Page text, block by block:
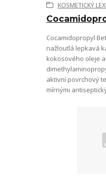
KOSMETICKÝ
Cocamidopropyl
nažloutlá lepkavá
kokosového oleje a
aktivní povrchový
mírnými